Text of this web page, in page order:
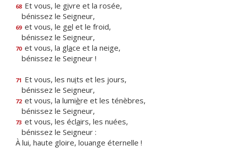
68 Et vous, le givre et la rosée,
bénissez le Seigneur,
69 et vous, le gel et le froid,
bénissez le Seigneur,
70 et vous, la glace et la neige,
bénissez le Seigneur !
71 Et vous, les nuits et les jours,
bénissez le Seigneur,
72 et vous, la lumière et les ténèbres,
bénissez le Seigneur,
73 et vous, les éclairs, les nuées,
bénissez le Seigneur :
À lui, haute gloire, louange éternelle !